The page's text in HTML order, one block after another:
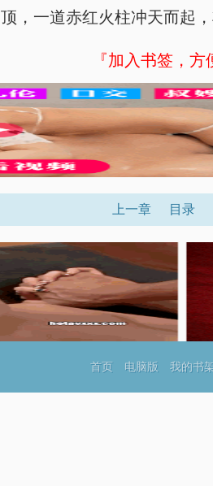
，一道赤红火柱冲天而起
『加入书签，方
上一章 目录
首页 电脑版 我的书